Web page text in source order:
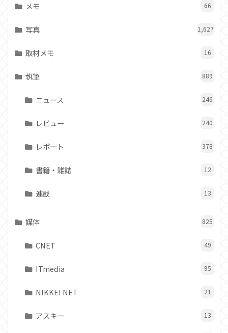
メモ 66
写真 1,627
取材メモ 16
執筆 889
ニュース 246
レビュー 240
レポート 378
書籍・雑誌 12
連載 13
媒体 825
CNET 49
ITmedia 95
NIKKEI NET 21
アスキー 13